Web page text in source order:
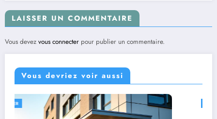
LAISSER UN COMMENTAIRE
Vous devez vous connecter pour publier un commentaire.
Vous devriez voir aussi
PRATIQUE